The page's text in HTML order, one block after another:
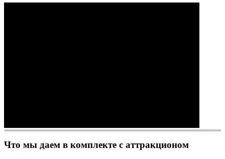
Что мы даем в комплекте с аттракционом